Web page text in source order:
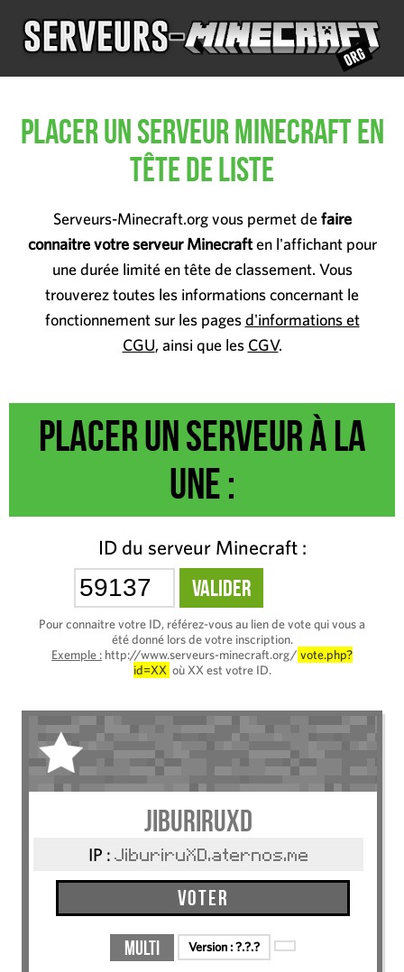
Placer un serveur Minecraft en
tête de liste
Serveurs-Minecraft.org vous permet defaire
connaitre votre serveur Minecraften l'affichant pour
une durée limité en tête de classement. Vous
trouverez toutes les informations concernant le
fonctionnement sur les pagesd'informations et
CGU, ainsi que les CGV.
Placer un serveur à la
une :
ID du serveur Minecraft :
Pour connaitre votre ID, référez-vous au lien de vote qui vous a
été donné lors de votre inscription.
Exemple : http://www.serveurs-minecraft.org/ vote.php?
id=XX où XX est votre ID.
JiburiruXD
IP : JiburiruXD.aternos.me
Voter
Multi Version :?.?.?